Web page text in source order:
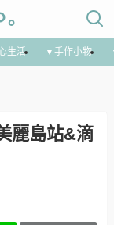
｡
生活 ▼手作小物
麗島站&滴